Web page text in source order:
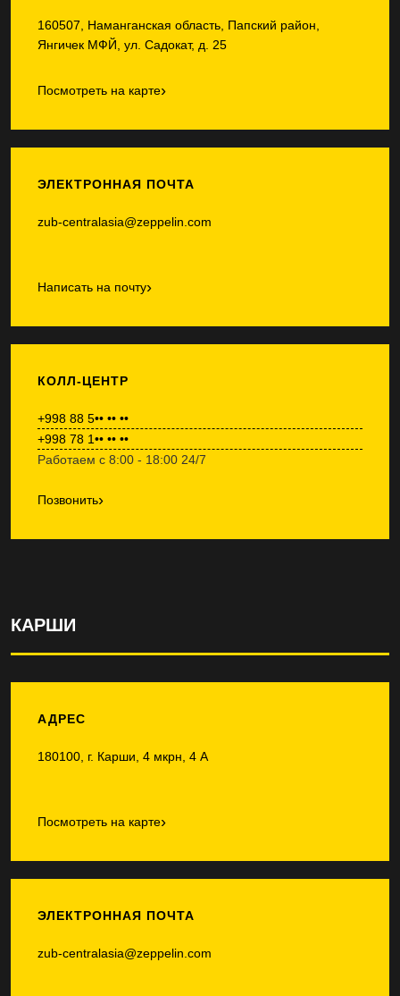
160507, Наманганская область, Папский район,
Янгичек МФЙ, ул. Садокат, д. 25
Посмотреть на карте›
ЭЛЕКТРОННАЯ ПОЧТА
zub-centralasia@zeppelin.com
Написать на почту›
КОЛЛ-ЦЕНТР
+998 88 5•• •• ••
+998 78 1•• •• ••
Работаем с 8:00 - 18:00 24/7
Позвонить›
КАРШИ
АДРЕС
180100, г. Карши, 4 мкрн, 4 А
Посмотреть на карте›
ЭЛЕКТРОННАЯ ПОЧТА
zub-centralasia@zeppelin.com